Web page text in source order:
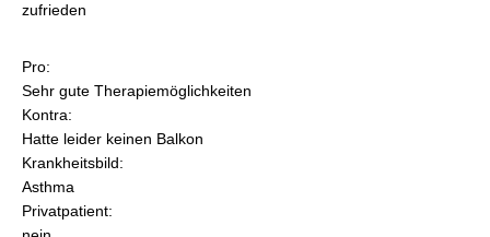
zufrieden
Pro:
Sehr gute Therapiemöglichkeiten
Kontra:
Hatte leider keinen Balkon
Krankheitsbild:
Asthma
Privatpatient: